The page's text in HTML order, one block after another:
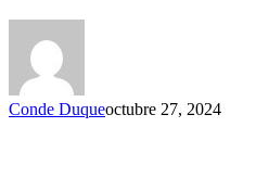
Conde Duqueoctubre 27, 2024